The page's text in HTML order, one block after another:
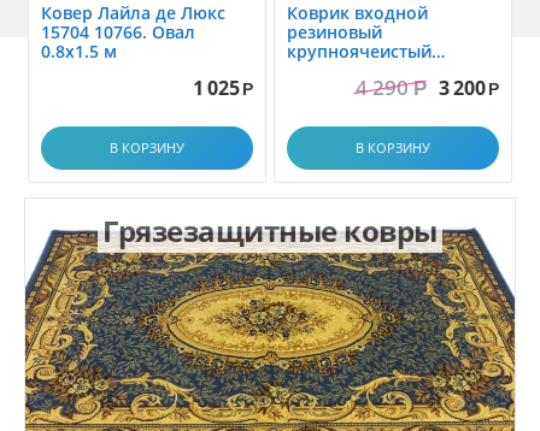
Ковер Лайла де Люкс
15704 10766. Овал
0.8x1.5 м
1 025 Р
В КОРЗИНУ
Коврик вxодной
резиновый
крупноячеистый
1.0x1.5 м4 290 Р 3 200 Р
В КОРЗИНУ
Грязезащитные ковры